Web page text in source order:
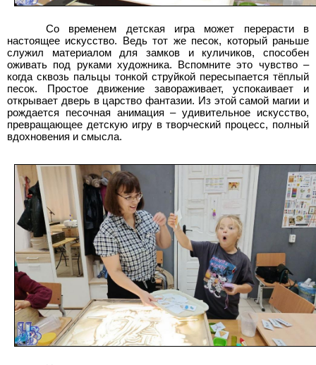
Со временем детская игра может перерасти в
настоящее искусство. Ведь тот же песок, который раньше
служил материалом для замков и куличиков, способен
оживать под руками художника. Вспомните это чувство –
когда сквозь пальцы тонкой струйкой пересыпается тёплый
песок. Простое движение завораживает, успокаивает и
открывает дверь в царство фантазии. Из этой самой магии и
рождается песочная анимация – удивительное искусство,
превращающее детскую игру в творческий процесс, полный
вдохновения и смысла.